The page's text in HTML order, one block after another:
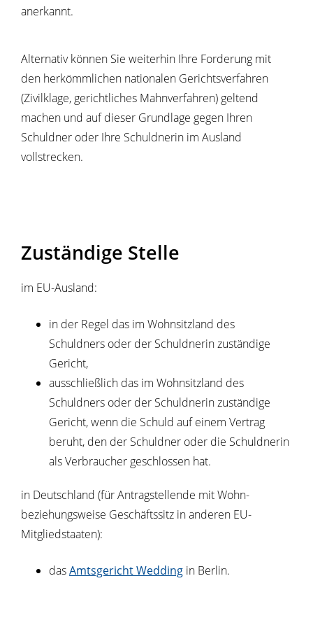
anerkannt.
Alternativ können Sie weiterhin Ihre Forderung mit
den herkömmlichen nationalen Gerichtsverfahren
(Zivilklage, gerichtliches Mahnverfahren) geltend
machen und auf dieser Grundlage gegen Ihren
Schuldner oder Ihre Schuldnerin im Ausland
vollstrecken.
Zuständige Stelle
im EU-Ausland:
in der Regel das im Wohnsitzland des
Schuldners oder der Schuldnerin zuständige
Gericht,
ausschließlich das im Wohnsitzland des
Schuldners oder der Schuldnerin zuständige
Gericht, wenn die Schuld auf einem Vertrag
beruht, den der Schuldner oder die Schuldnerin
als Verbraucher geschlossen hat.
in Deutschland (für Antragstellende mit Wohn-
beziehungsweise Geschäftssitz in anderen EU-
Mitgliedstaaten):
dasAmtsgericht Wedding in Berlin.